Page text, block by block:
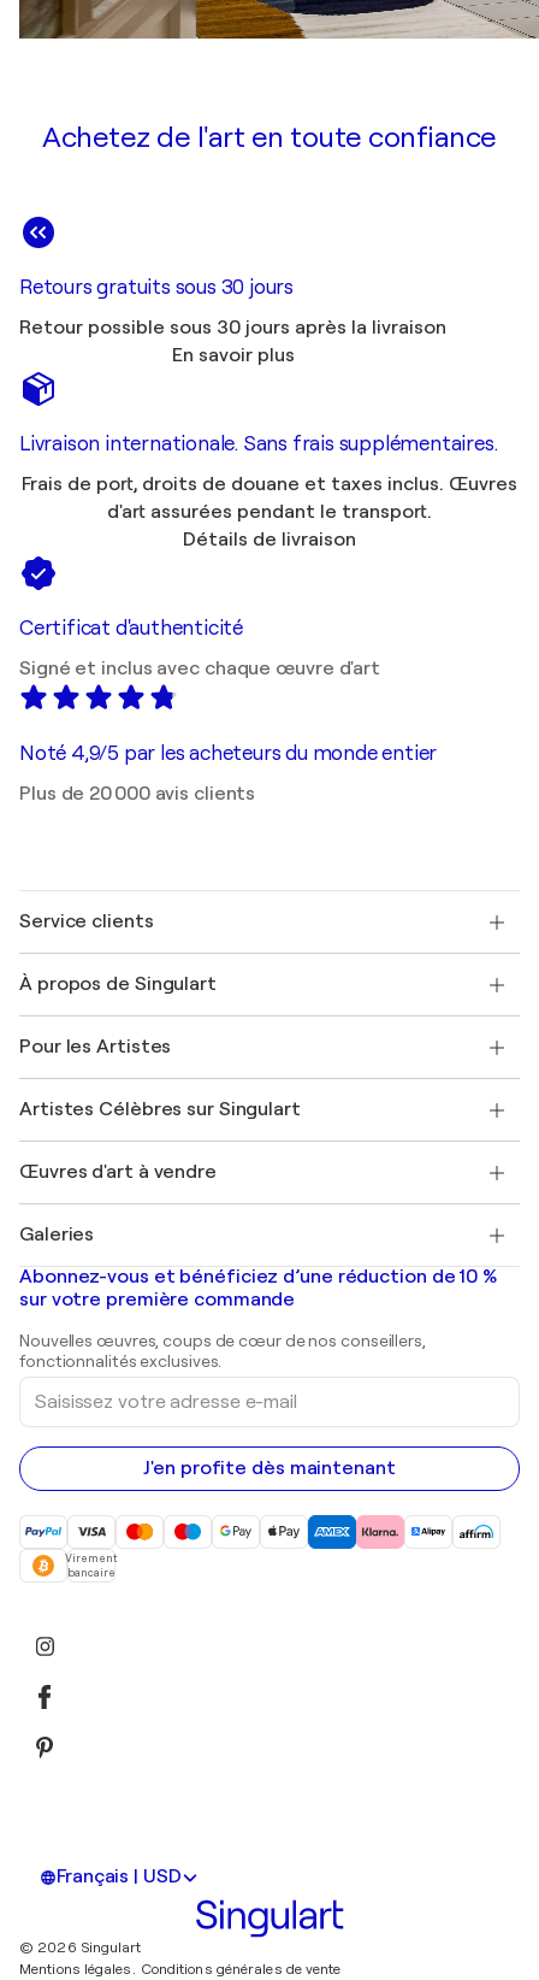
Achetez de l'art en toute confiance
Retours gratuits sous 30 jours
Retour possible sous 30 jours après la livraison
En savoir plus
Livraison internationale. Sans frais supplémentaires.
Frais de port, droits de douane et taxes inclus. Œuvres
d'art assurées pendant le transport.
Détails de livraison
Certificat d'authenticité
Signé et inclus avec chaque œuvre d'art
Noté 4,9/5 par les acheteurs du monde entier
Plus de 20 000 avis clients
Service clients
Expédition
Offrir une carte cadeau
Rejoignez notre programme commercial
Mon compte
+33 1 76 44 06 42
À propos de Singulart
FAQ
Magazine Singulart
Emplois
Découvrez une sélection d'art original
Pour les Artistes
Se connecter en tant qu'Artiste
Artistes Célèbres sur Singulart
Marc Chagall
Banksy
Mr. Brainwash
Shepard Fairey
Œuvres d'art à vendre
Tableaux abstraits à vendre
Peintures de paysage
Estampes
Peintures acryliques
Galeries
Galeries d'art en France
Galeries d'art en Belgique
Abonnez-vous et bénéficiez d’une réduction de 10 %
sur votre première commande
Nouvelles œuvres, coups de cœur de nos conseillers,
fonctionnalités exclusives.
Saisissez
votre
adresse
e-
mail
J'en profite dès maintenant
Virement
bancaire
Français | USD
© 2026 Singulart
Mentions légales. Conditions générales de vente